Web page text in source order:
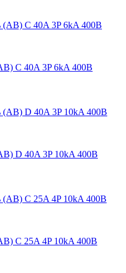
C 40A 3P 6kA 400В
D 40A 3P 10kA 400В
C 25A 4P 10kA 400В